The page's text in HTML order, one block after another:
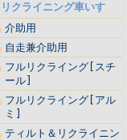
リクライニング車いす
介助用
自走兼介助用
フルリクライング[スチ
ール]
フルリクライング[アル
ミ]
ティルト＆リクライニン